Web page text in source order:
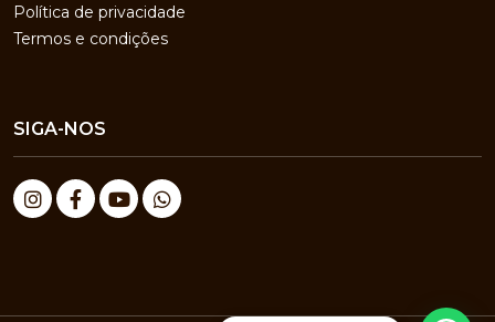
Política de privacidade
Termos e condições
SIGA-NOS